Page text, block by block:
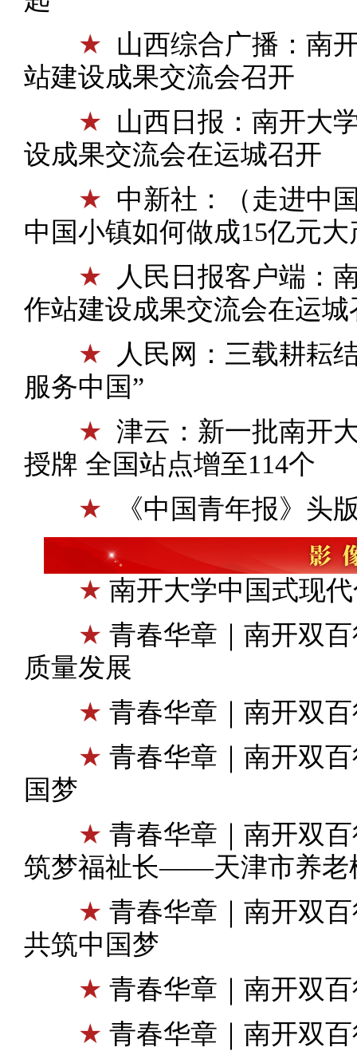
★ 山西综合广播：南
站建设成果交流会召开
★ 山西日报：南开大
设成果交流会在运城召开
★ 中新社：（走进中
中国小镇如何做成15亿元大
★
人民日报客户端：
作站建设成果交流会在运城
★
人民网：三载耕耘
服务中国”
★ 津云：新一批南开
授牌 全国站点增至114个
★ 《中国青年报》头
★ 南开大学中国式现
★ 青春华章｜南开双
质量发展
★ 青春华章｜南开双
★ 青春华章｜南开双
国梦
★ 青春华章｜南开双
筑梦福祉长——天津市养老
★ 青春华章｜南开双
共筑中国梦
★ 青春华章｜南开双
★ 青春华章｜南开双